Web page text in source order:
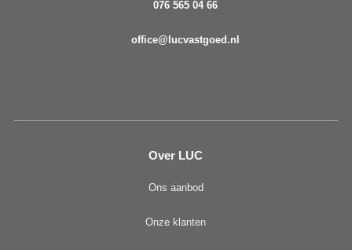
076 565 04 66
office@lucvastgoed.nl
Over LUC
Ons aanbod
Onze klanten